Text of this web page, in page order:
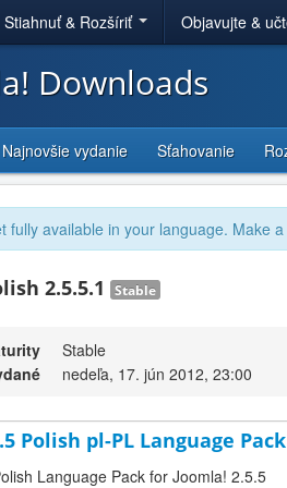
Stiahnuť & Rozšíriť Objavujte &
Downloads
Najnovšie vydanie Sťahovanie
fully available in your language. Make
2.5.5.1 Stable
Stable
nedeľa, 17. jún 2012, 23:00
Polish pl-PL Language
Language Pack for Joomla! 2.5.5